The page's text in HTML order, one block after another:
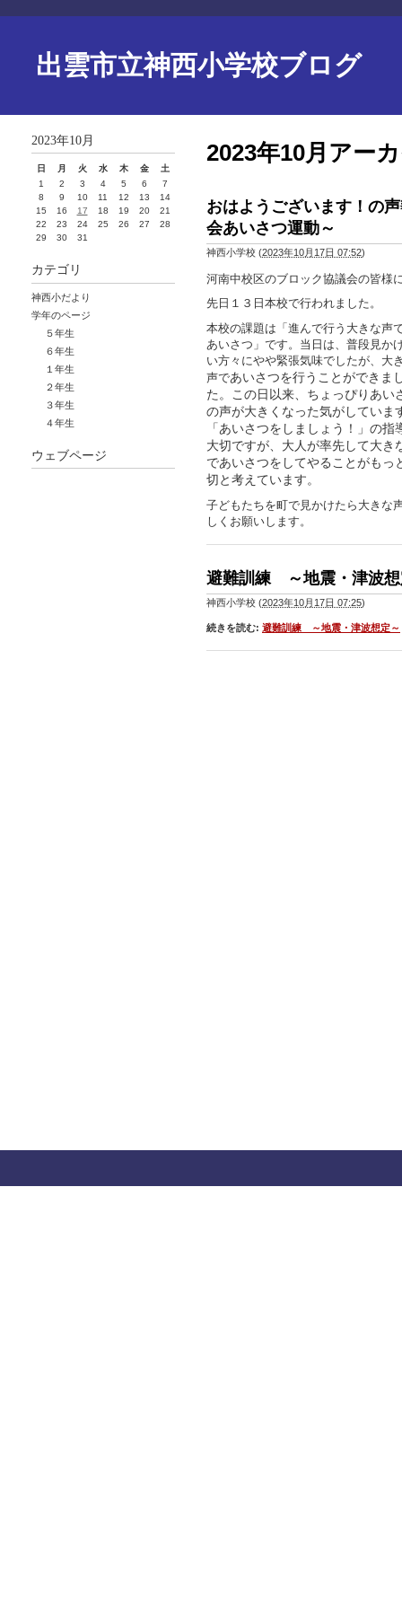
出雲市立神西小学校ブログ
2023年10月アー
おはようございます！の
会あいさつ運動～
神西小学校 (2023年10月17日 07:52)
河南中校区のブロック協議会の皆様
先日１３日本校で行われました。
本校の課題は「進んで行う大きな声
あいさつ」です。当日は、普段見か
い方々にやや緊張気味でしたが、大
声であいさつを行うことができま
た。 この日以来、ちょっぴりあい
の声が大きくなった気がしていま
「あいさつをしましょう！」の指
大切ですが、大人が率先して大き
であいさつをしてやることがもっ
切と考えています。
子どもたちを町で見かけたら大きな
しくお願いします。
避難訓練 ～地震・津波想
神西小学校 (2023年10月17日 07:25)
続きを読む: 避難訓練 ～地震・津波想定～
2023年10月
日 月 火 水 木 金
土
1
2 3 4 5 6
7
8
9 10 11 12 13
14
15
16 17 18 19 20
21
22
23 24 25 26 27
28
29
30 31
カテゴリ
神西小だより
学年のページ
５年生
６年生
１年生
２年生
３年生
４年生
ウェブページ